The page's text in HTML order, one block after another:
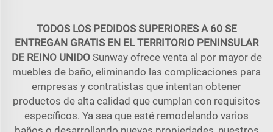
TODOS LOS PEDIDOS SUPERIORES A 60 SE
ENTREGAN GRATIS EN EL TERRITORIO PENINSULAR
DE REINO UNIDO Sunway ofrece venta al por mayor de
muebles de baño, eliminando las complicaciones para
empresas y contratistas que intentan obtener
productos de alta calidad que cumplan con requisitos
específicos. Ya sea que esté remodelando varios